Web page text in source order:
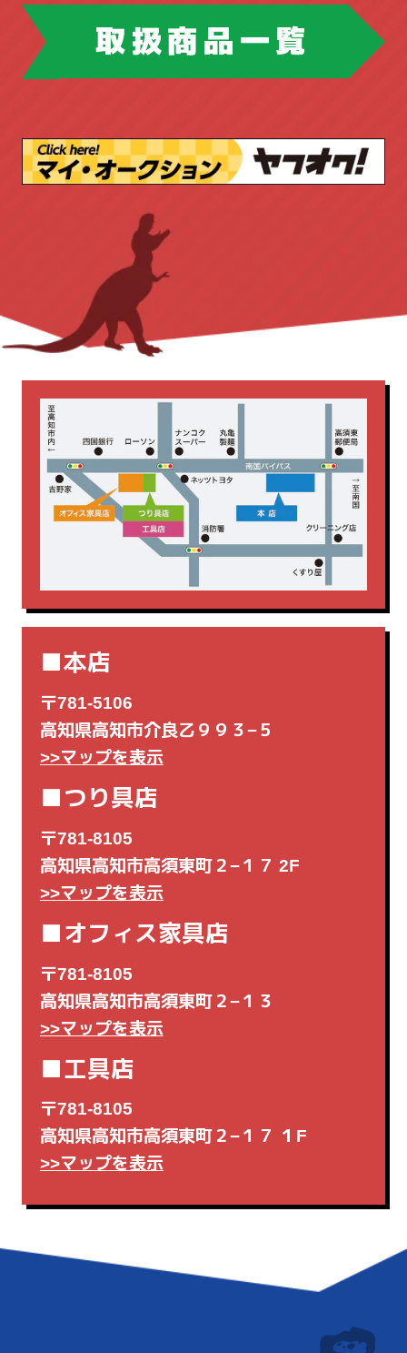
フリーアドレスデスク ホウトク
マネージメントデスク
ラテラルキャビネット ロッカー
会議テーブル
内田洋行 平机
応接セット 新着商品
片袖机 生興 脇机 藤沢工業
ツールボックス
作業台 切断機 台車 園芸工具
工具店
新着商品 測量・測定
無線機 照明
研削・研磨機
釘打機 集じん機・掃除機
電動工具 電気カンナ
取扱商品一覧
■本店
〒781-5106
高知県高知市介良乙９９３−５
>>マップを表示
■つり具店
〒781-8105
高知県高知市高須東町２−１７ 2F
>>マップを表示
■オフィス家具店
〒781-8105
高知県高知市高須東町２−１３
>>マップを表示
■工具店
〒781-8105
高知県高知市高須東町２−１７ １F
>>マップを表示